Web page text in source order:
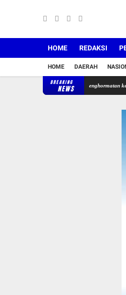
HOME REDAKSI
HOME DAERAH
BREAKING
NEWS
Tuanku Tambusai, Penghormatan kepada